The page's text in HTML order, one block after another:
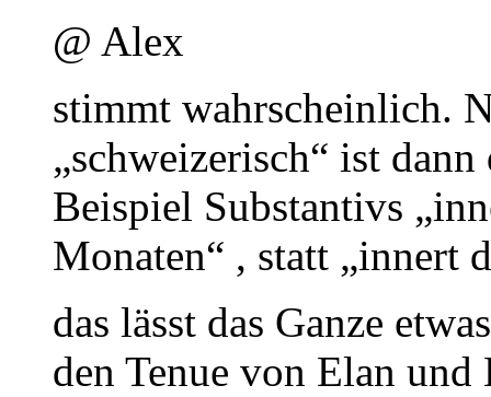
@ Alex
stimmt wahrscheinlich.
„schweizerisch“ ist
Beispiel Substantivs
Monaten“ , statt „innert
das lässt das Ganze
den Tenue von Elan